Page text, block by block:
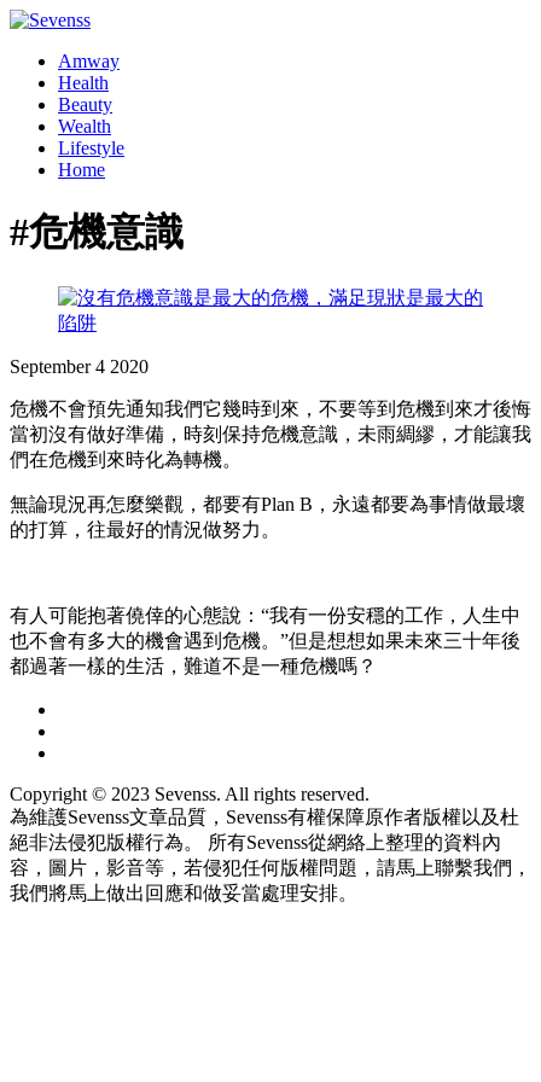
Amway
Health
Beauty
Wealth
Lifestyle
Home
#危機意識
September 4 2020
危機不會預先通知我們它幾時到來，不要等到危機到來才後悔
當初沒有做好準備，時刻保持危機意識，未雨綢繆，才能讓我
們在危機到來時化為轉機。
無論現況再怎麼樂觀，都要有Plan B，永遠都要為事情做最壞
的打算，往最好的情況做努力。
有人可能抱著僥倖的心態說：“我有一份安穩的工作，人生中
也不會有多大的機會遇到危機。”但是想想如果未來三十年後
都過著一樣的生活，難道不是一種危機嗎？
Copyright © 2023 Sevenss. All rights reserved.
為維護Sevenss文章品質，Sevenss有權保障原作者版權以及杜
絕非法侵犯版權行為。 所有Sevenss從網絡上整理的資料內
容，圖片，影音等，若侵犯任何版權問題，請馬上聯繫我們，
我們將馬上做出回應和做妥當處理安排。